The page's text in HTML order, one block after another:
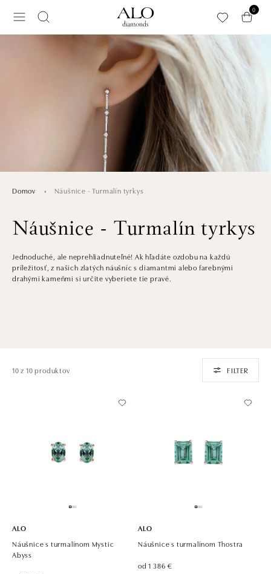
0
Domov Náušnice - Turmalín tyrkys
Náušnice - Turmalín tyrkys
Jednoduché, ale neprehliadnuteľné! Ak hľadáte ozdobu na každú
príležitosť, z našich zlatých náušníc s diamantmi alebo farebnými
drahými kameňmi si určite vyberiete tie pravé.
10 z 10 produktov FILTER
ALO
Náušnice s turmalínom Mystic
Abyss
ALO
Náušnice s turmalínom Thostra
od 1 386 €